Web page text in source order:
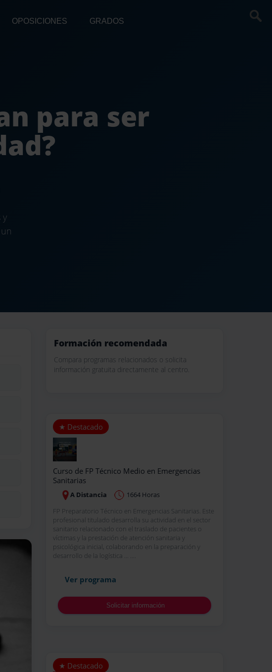
OPOSICIONES GRADOS
para ser
y
Formación recomendada
Compara programas relacionados o solicita
información gratuita directamente al centro.
Curso de FP Técnico Medio en Emergencias
Sanitarias
A Distancia
1664 Horas
FP Preparatorio Técnico en Emergencias Sanitarias. Este
profesional titulado desarrolla su actividad en el sector
sanitario relacionado con el traslado de pacientes o
víctimas y la prestación de atención sanitaria y
psicológica inicial, colaborando en la preparación y
desarrollo de la logística ... ....
Ver programa
Solicitar información